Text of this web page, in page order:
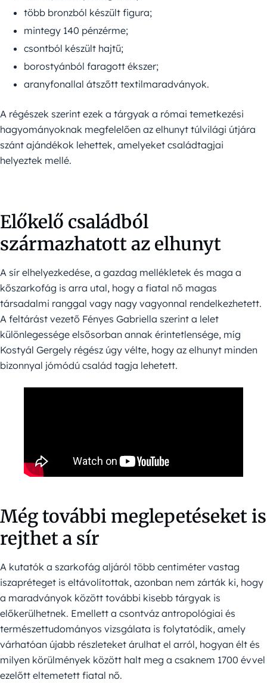
több bronzból készült figura;
mintegy 140 pénzérme;
csontból készült hajtű;
borostyánból faragott ékszer;
aranyfonallal átszőtt textilmaradványok.
A régészek szerint ezek a tárgyak a római temetkezési
hagyományoknak megfelelően az elhunyt túlvilági útjára
szánt ajándékok lehettek, amelyeket családtagjai
helyeztek mellé.
Előkelő családból
származhatott az elhunyt
A sír elhelyezkedése, a gazdag mellékletek és maga a
kőszarkofág is arra utal, hogy a fiatal nő magas
társadalmi ranggal vagy nagy vagyonnal rendelkezhetett.
A feltárást vezető Fényes Gabriella szerint a lelet
különlegessége elsősorban annak érintetlensége, míg
Kostyál Gergely régész úgy vélte, hogy az elhunyt minden
bizonnyal jómódú család tagja lehetett.
Még további meglepetéseket is
rejthet a sír
A kutatók a szarkofág aljáról több centiméter vastag
iszapréteget is eltávolítottak, azonban nem zárták ki, hogy
a maradványok között további kisebb tárgyak is
előkerülhetnek. Emellett a csontváz antropológiai és
természettudományos vizsgálata is folytatódik, amely
várhatóan újabb részleteket árulhat el arról, hogyan élt és
milyen körülmények között halt meg a csaknem 1700 évvel
ezelőtt eltemetett fiatal nő.